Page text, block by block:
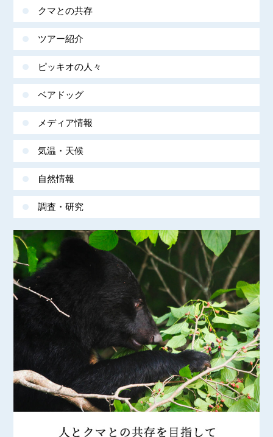
クマとの共存
ツアー紹介
ピッキオの人々
ベアドッグ
メディア情報
気温・天候
自然情報
調査・研究